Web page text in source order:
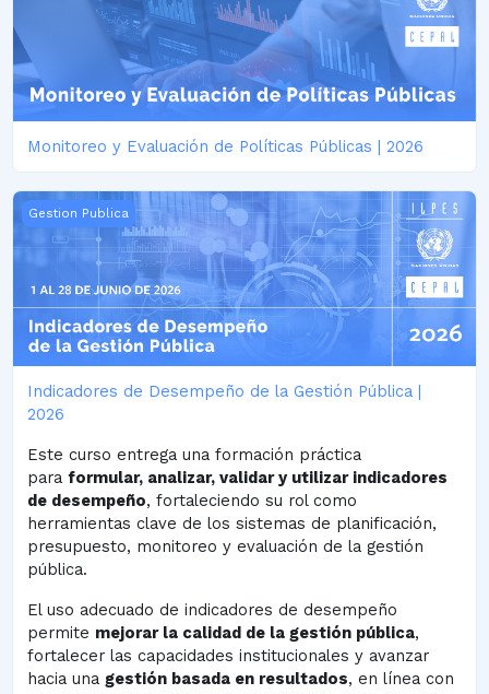
Monitoreo y Evaluación de Políticas Públicas | 2026
Indicadores de Desempeño de la Gestión Pública | 2026
Gestion Publica
Indicadores de Desempeño de la Gestión Pública |
2026
Este curso entrega una formación práctica
para formular, analizar, validar y utilizar indicadores
de desempeño, fortaleciendo su rol como
herramientas clave de los sistemas de planificación,
presupuesto, monitoreo y evaluación de la gestión
pública.
El uso adecuado de indicadores de desempeño
permite mejorar la calidad de la gestión pública,
fortalecer las capacidades institucionales y avanzar
hacia una gestión basada en resultados, en línea con